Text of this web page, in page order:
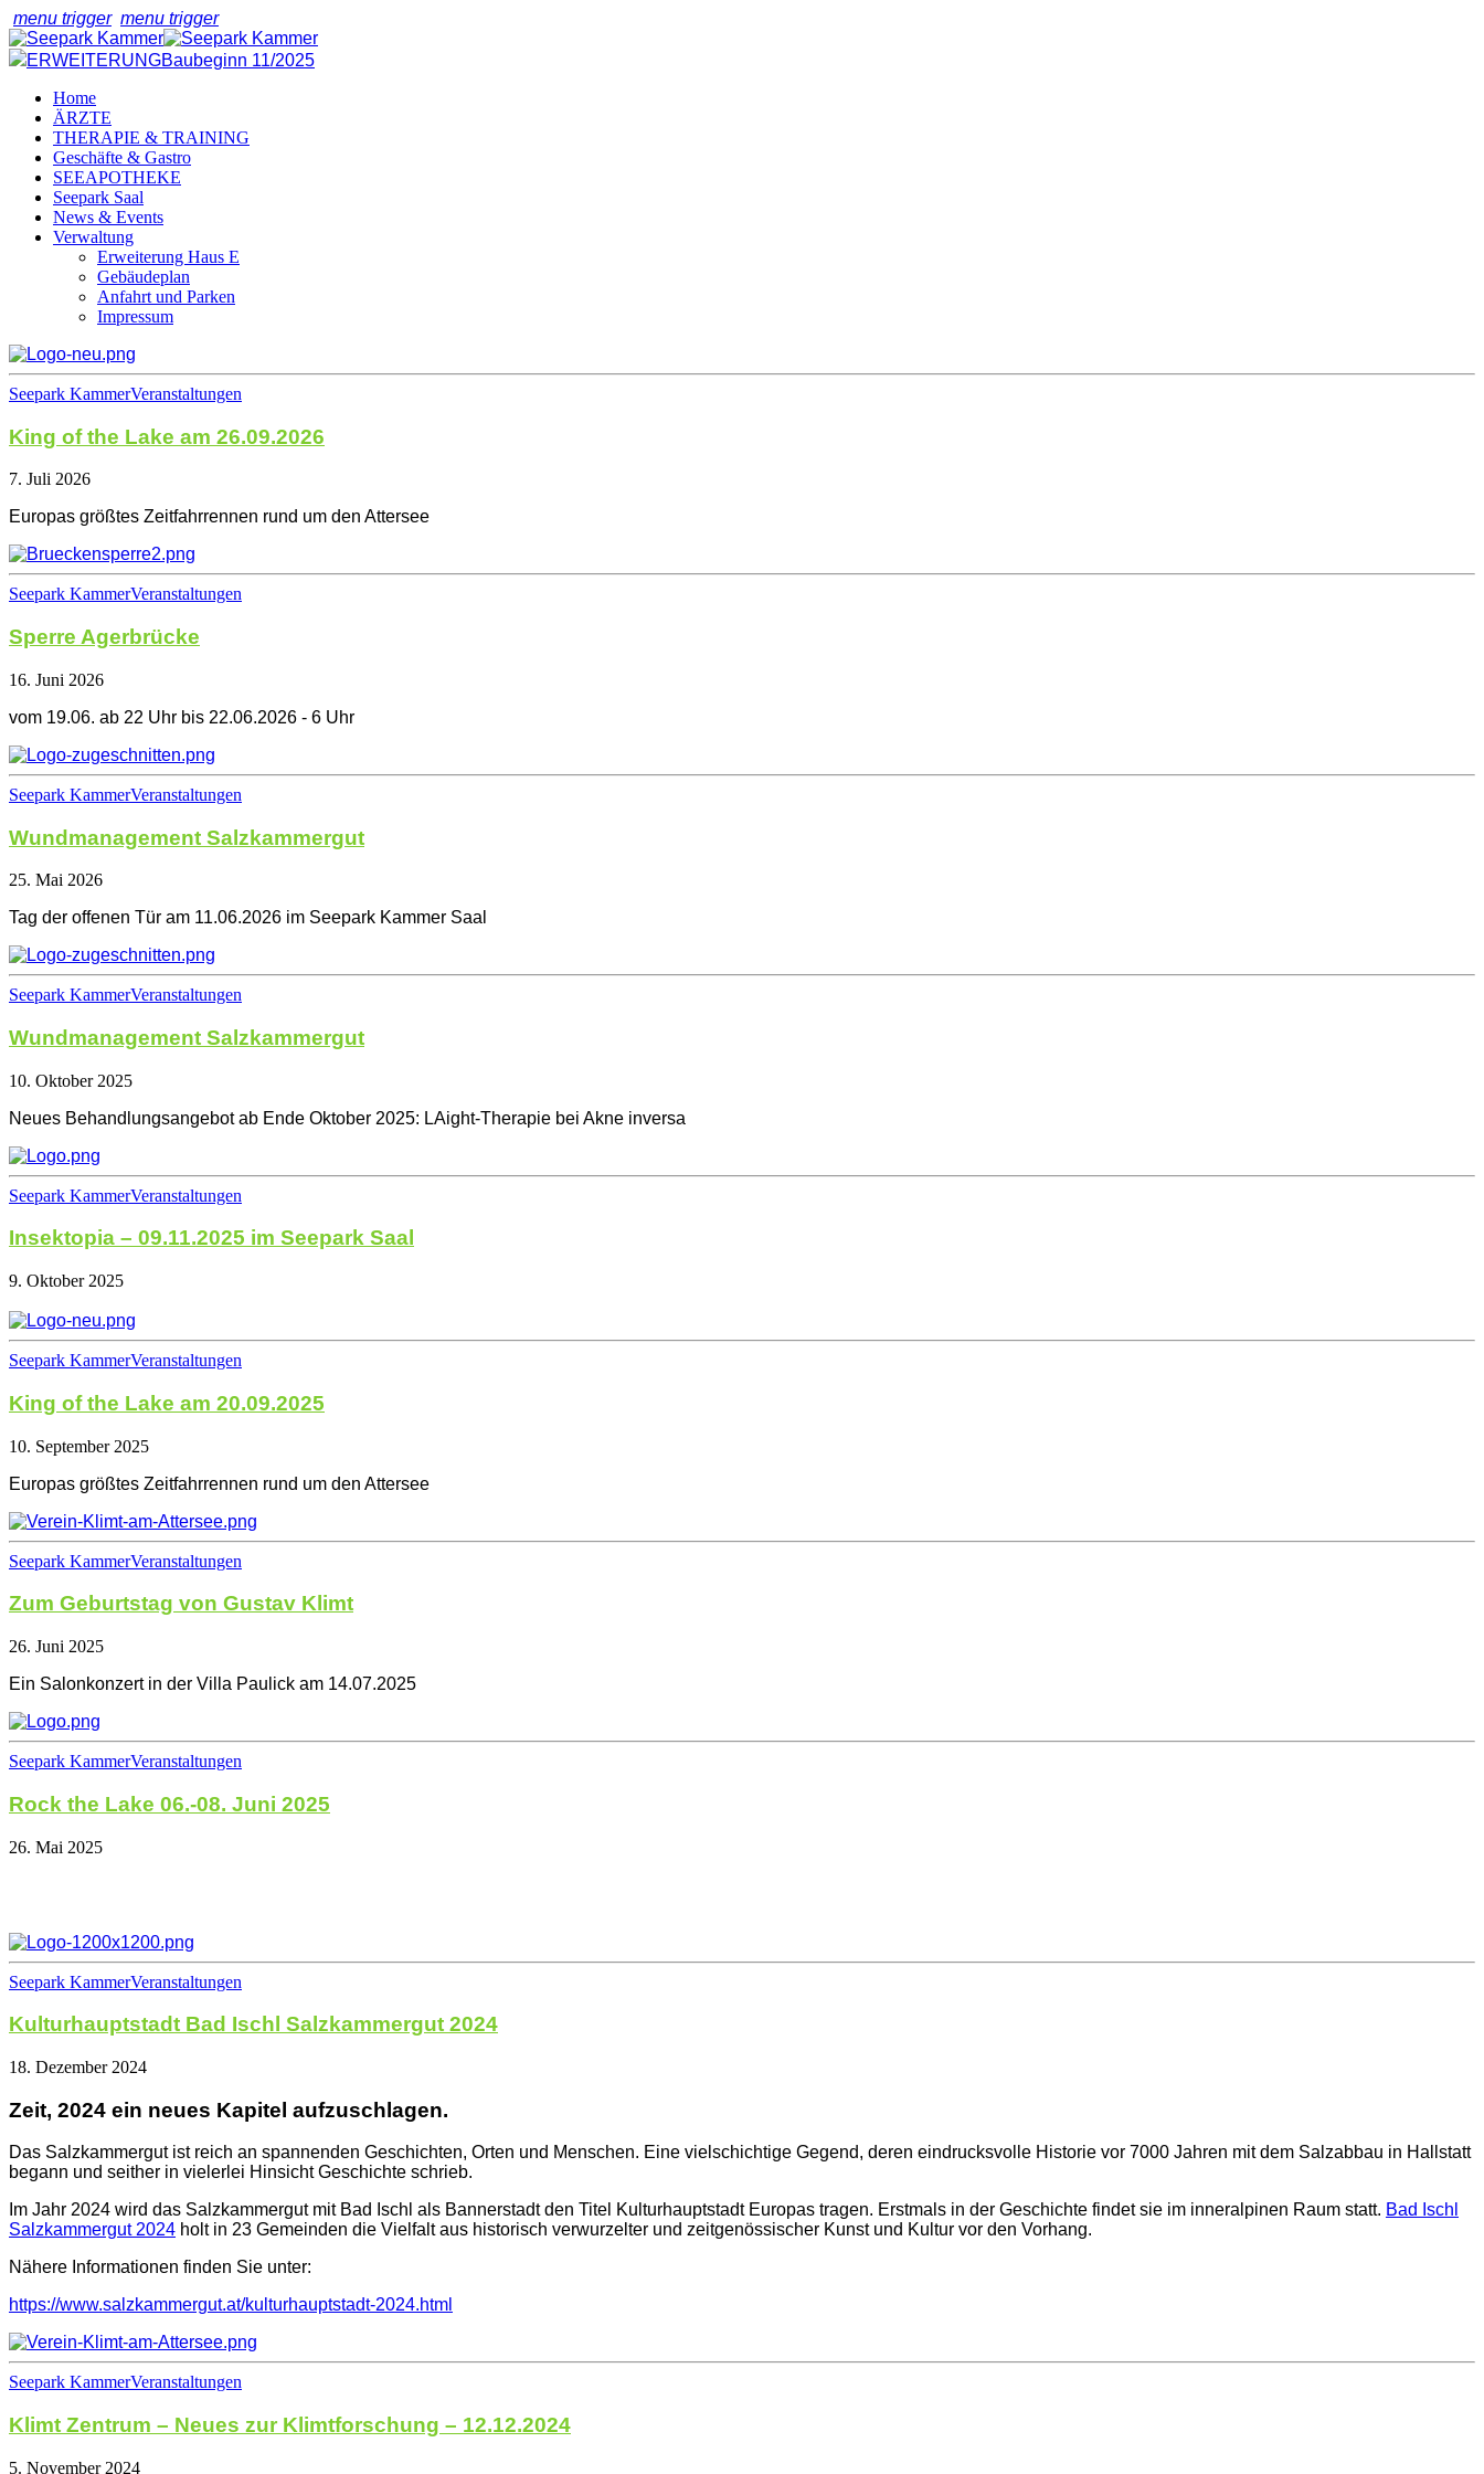
menu trigger menu trigger
ERWEITERUNGBaubeginn 11/2025
Home
ÄRZTE
THERAPIE & TRAINING
Geschäfte & Gastro
SEEAPOTHEKE
Seepark Saal
News & Events
Verwaltung
Erweiterung Haus E
Gebäudeplan
Anfahrt und Parken
Impressum
Seepark KammerVeranstaltungen
King of the Lake am 26.09.2026
7. Juli 2026
Europas größtes Zeitfahrrennen rund um den Attersee
Seepark KammerVeranstaltungen
Sperre Agerbrücke
16. Juni 2026
vom 19.06. ab 22 Uhr bis 22.06.2026 - 6 Uhr
Seepark KammerVeranstaltungen
Wundmanagement Salzkammergut
25. Mai 2026
Tag der offenen Tür am 11.06.2026 im Seepark Kammer Saal
Seepark KammerVeranstaltungen
Wundmanagement Salzkammergut
10. Oktober 2025
Neues Behandlungsangebot ab Ende Oktober 2025: LAight-Therapie bei Akne inversa
Seepark KammerVeranstaltungen
Insektopia – 09.11.2025 im Seepark Saal
9. Oktober 2025
Seepark KammerVeranstaltungen
King of the Lake am 20.09.2025
10. September 2025
Europas größtes Zeitfahrrennen rund um den Attersee
Seepark KammerVeranstaltungen
Zum Geburtstag von Gustav Klimt
26. Juni 2025
Ein Salonkonzert in der Villa Paulick am 14.07.2025
Seepark KammerVeranstaltungen
Rock the Lake 06.-08. Juni 2025
26. Mai 2025
Seepark KammerVeranstaltungen
Kulturhauptstadt Bad Ischl Salzkammergut 2024
18. Dezember 2024
Zeit, 2024 ein neues Kapitel aufzuschlagen.
Das Salzkammergut ist reich an spannenden Geschichten, Orten und Menschen. Eine vielschichtige Gegend, deren eindrucksvolle Historie vor 7000 Jahren mit dem Salzabbau in Hallstatt
begann und seither in vielerlei Hinsicht Geschichte schrieb.
Im Jahr 2024 wird das Salzkammergut mit Bad Ischl als Bannerstadt den Titel Kulturhauptstadt Europas tragen. Erstmals in der Geschichte findet sie im inneralpinen Raum statt. Bad Ischl
Salzkammergut 2024 holt in 23 Gemeinden die Vielfalt aus historisch verwurzelter und zeitgenössischer Kunst und Kultur vor den Vorhang.
Nähere Informationen finden Sie unter:
https://www.salzkammergut.at/kulturhauptstadt-2024.html
Seepark KammerVeranstaltungen
Klimt Zentrum – Neues zur Klimtforschung – 12.12.2024
5. November 2024